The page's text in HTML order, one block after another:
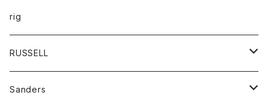
コート
キッズ
オーバーオール
ボトム
ペインターパンツ
トップス
Tシャツ
グッズ
帽子
rig
RUSSELL
アウター
Sanders